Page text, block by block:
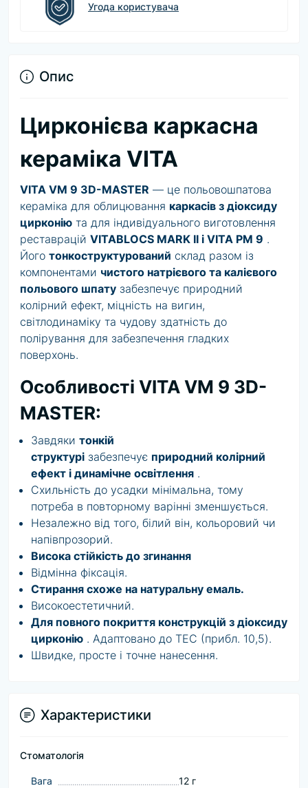
Угода користувача
Опис
Цирконієва каркасна
кераміка VITA
VITA VM 9 3D-MASTER — це польовошпатова
кераміка для облицювання каркасів з діоксиду
цирконію та для індивідуального виготовлення
реставрацій VITABLOCS MARK II і VITA PM 9 .
Його тонкоструктурований склад разом із
компонентами чистого натрієвого та калієвого
польового шпату забезпечує природний
колірний ефект, міцність на вигин,
світлодинаміку та чудову здатність до
полірування для забезпечення гладких
поверхонь.
Особливості VITA VM 9 3D-
MASTER:
Завдяки тонкій
структурі забезпечує природний колірний
ефект і динамічне освітлення .
Схильність до усадки мінімальна, тому
потреба в повторному варінні зменшується.
Незалежно від того, білий він, кольоровий чи
напівпрозорий.
Висока стійкість до згинання
Відмінна фіксація.
Стирання схоже на натуральну емаль.
Високоестетичний.
Для повного покриття конструкцій з діоксиду
цирконію . Адаптовано до TEC (прибл. 10,5).
Швидке, просте і точне нанесення.
Характеристики
Стоматологія
Baга 12 г